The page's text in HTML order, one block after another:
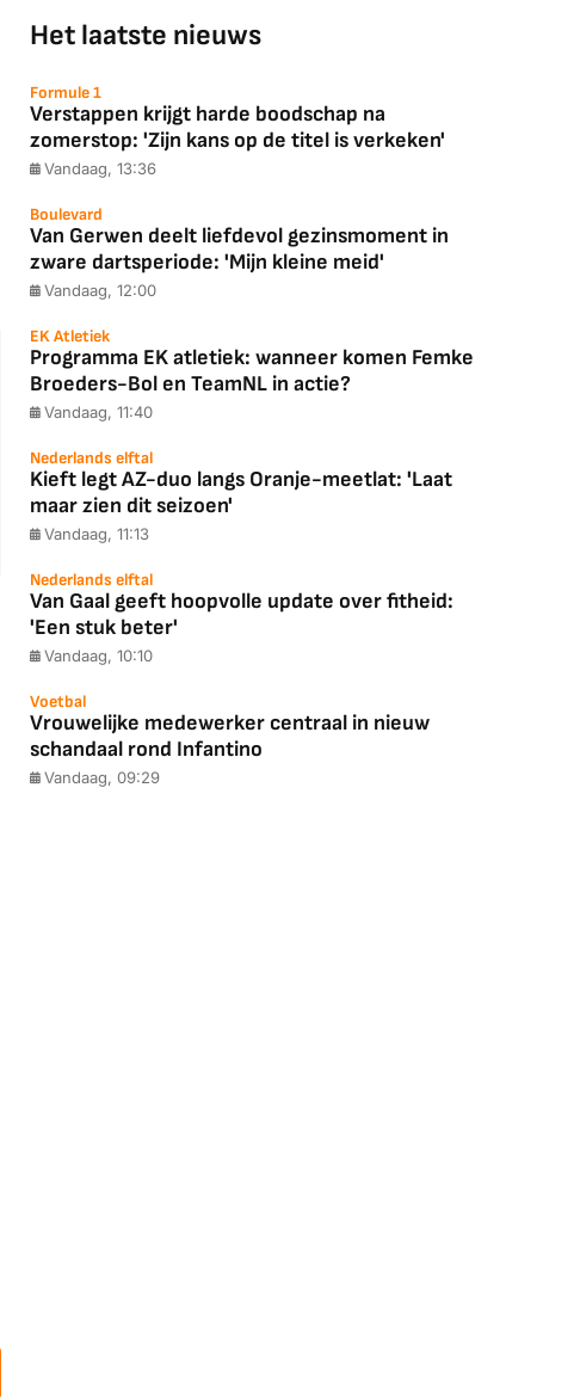
Het laatste nieuws
Formule 1
Verstappen krijgt harde boodschap na
zomerstop: 'Zijn kans op de titel is verkeken'
Vandaag, 13:36
Boulevard
Van Gerwen deelt liefdevol gezinsmoment in
zware dartsperiode: 'Mijn kleine meid'
Vandaag, 12:00
EK Atletiek
Programma EK atletiek: wanneer komen Femke
Broeders-Bol en TeamNL in actie?
Vandaag, 11:40
Nederlands elftal
Kieft legt AZ-duo langs Oranje-meetlat: 'Laat
maar zien dit seizoen'
Vandaag, 11:13
Nederlands elftal
Van Gaal geeft hoopvolle update over fitheid:
'Een stuk beter'
Vandaag, 10:10
Voetbal
Vrouwelijke medewerker centraal in nieuw
schandaal rond Infantino
Vandaag, 09:29